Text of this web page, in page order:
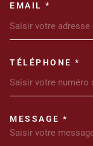
EMAIL *
TÉLÉPHONE *
MESSAGE *